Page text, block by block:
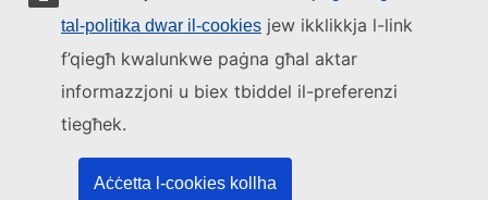
tal-politika dwar il-cookies jew ikklikkja l-link
f’qiegħ kwalunkwe paġna għal aktar
informazzjoni u biex tbiddel il-preferenzi
tiegħek.
Aċċetta l-cookies kollha